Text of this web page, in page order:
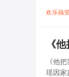
欢乐搞
《
《他
瑶因家